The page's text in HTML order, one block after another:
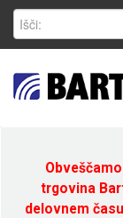
trgovina
delovnem